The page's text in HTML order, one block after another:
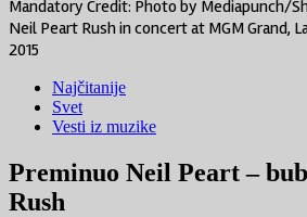
Mandatory Credit: Photo by Mediapunch/
Neil Peart Rush in concert at MGM Grand,
2015
Najčitanije
Svet
Vesti iz muzike
Preminuo Neil Peart –
Rush